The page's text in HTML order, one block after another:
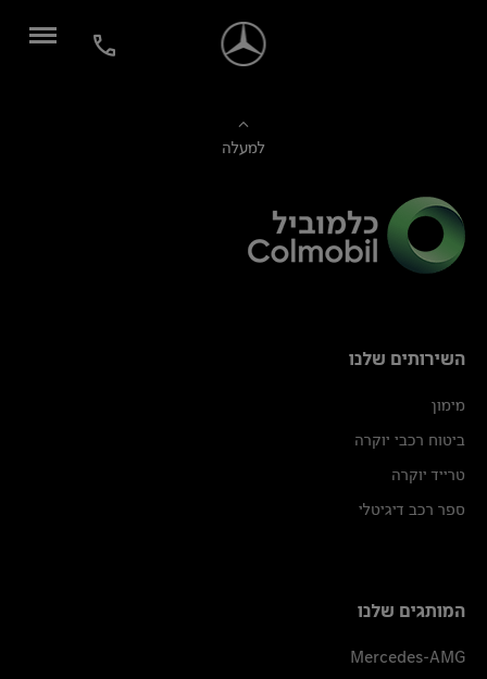
למעלה
השירותים שלנו
מימון
ביטוח רכבי יוקרה
טרייד יוקרה
ספר רכב דיגיטלי
המותגים שלנו
Mercedes-AMG